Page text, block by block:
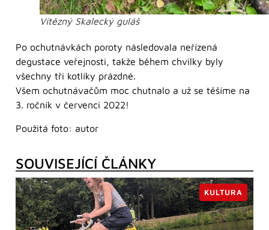
Vítězný Skalecký guláš
Po ochutnávkách poroty následovala neřízená
degustace veřejnosti, takže během chvilky byly
všechny tři kotlíky prázdné.
Všem ochutnávačům moc chutnalo a už se těšíme na
3. ročník v červenci 2022!
Použitá foto: autor
SOUVISEJÍCÍ ČLÁNKY
KULTURA